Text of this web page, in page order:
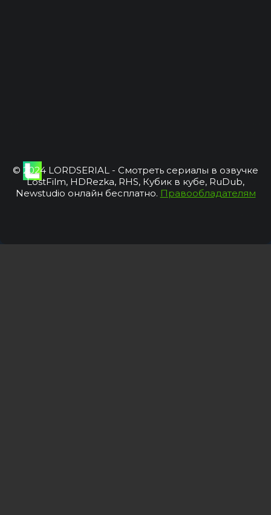
© 2024 LORDSERIAL - Смотреть сериалы в озвучке
LostFilm, HDRezka, RHS, Кубик в кубе, RuDub,
Newstudio онлайн бесплатно. Правообладателям